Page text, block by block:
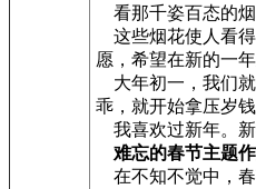
看那千姿百态的烟
这些烟花使人看得
愿，希望在新的一
大年初一，我们就
乖，就开始拿压岁钱
我喜欢过新年。
难忘的春节主题
在不知不觉中，春